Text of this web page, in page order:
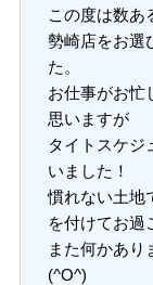
この度は数あ
勢崎店をお選
た。
お仕事がお忙
思いますが
タイトスケジ
いました！
慣れない土地
を付けてお過
また何かあり
(^O^)